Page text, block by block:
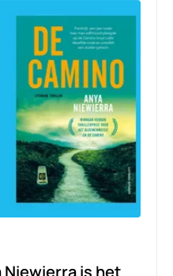
Niewierra is het